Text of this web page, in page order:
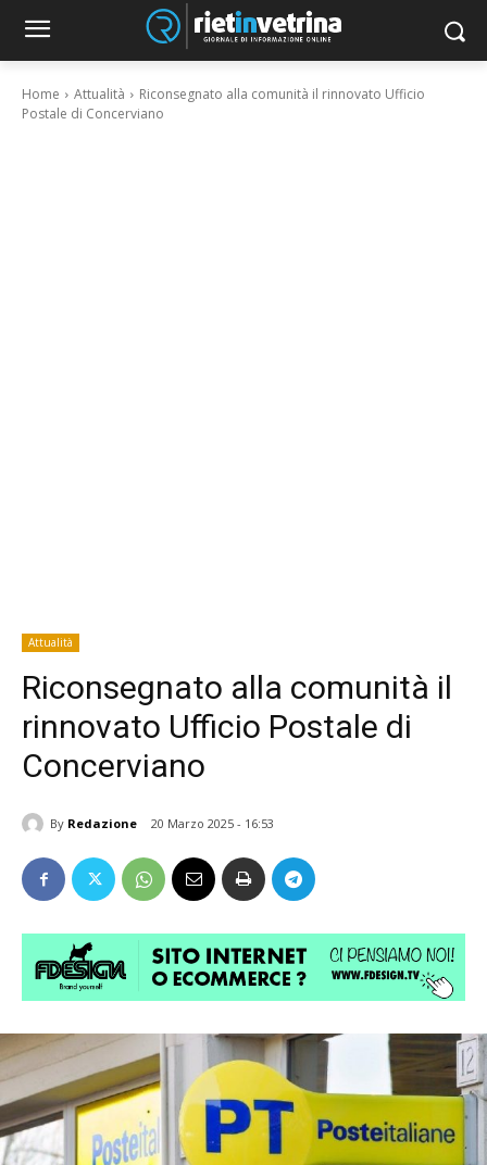
Home Attualità
Riconsegnato alla comunità il rinnovato Ufficio
Postale di Concerviano
Attualità
Riconsegnato alla comunità il
rinnovato Ufficio Postale di
Concerviano
By Redazione 20 Marzo 2025 - 16:53